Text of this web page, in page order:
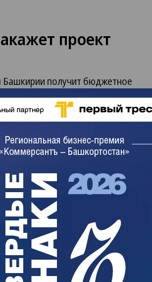
проект
Башкирии получит бюджетное
мусорных полигонов. В
на эти цели 31,52 млн
на официальном
быть направлены на инженерные
в рамках госпрограммы
документе. Финансирование
отнесли Башкирию к числу
мусорного коллапса из-за
переполненности.